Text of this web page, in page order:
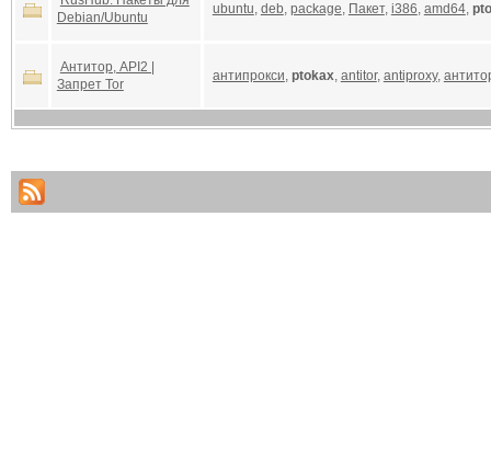
Debian/Ubuntu
ubuntu, deb, package, Пакет, i386, amd64,
Антитор, API2 |
Запрет Tor
антипрокси, ptokax, antitor, antiproxy,